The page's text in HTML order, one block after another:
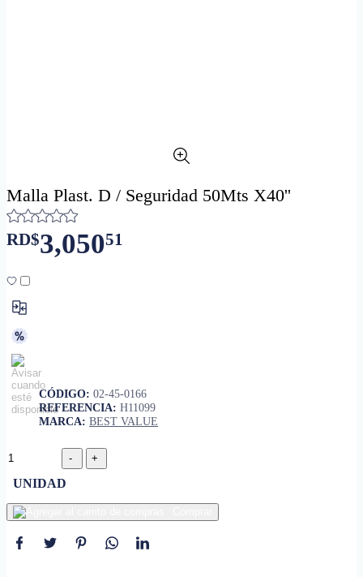
Malla Plast. D / Seguridad 50Mts X40''
RD$3,05051
CÓDIGO: 02-45-0166
REFERENCIA: H11099
MARCA: BEST VALUE
UNIDAD